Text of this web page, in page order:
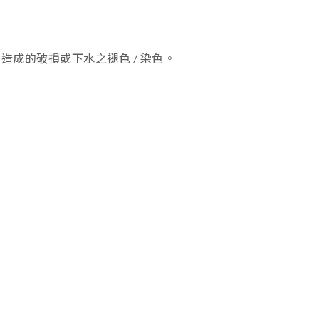
成的破損或下水之褪色 / 染色。